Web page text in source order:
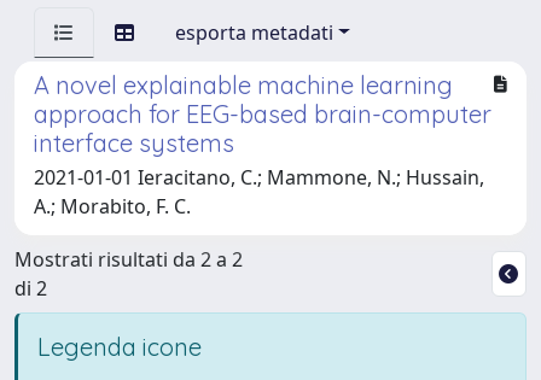
esporta metadati
A novel explainable machine learning
approach for EEG-based brain-computer
interface systems
2021-01-01 Ieracitano, C.; Mammone, N.; Hussain,
A.; Morabito, F. C.
Mostrati risultati da 2 a 2
di 2
Legenda icone